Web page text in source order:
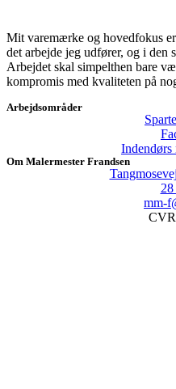
Mit varemærke og hovedfokus
det arbejde jeg udfører, og i den
Arbejdet skal simpelthen bare
kompromis med kvaliteten på
Arbejdsområder
Indendørs
Om Malermester Frandsen
mm-